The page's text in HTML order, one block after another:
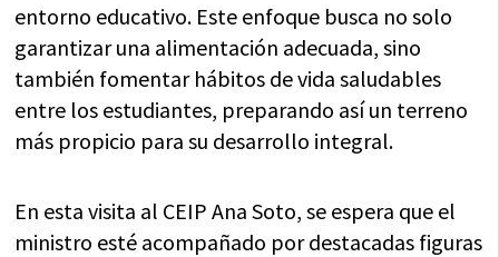
entorno educativo. Este enfoque busca no solo
garantizar una alimentación adecuada, sino
también fomentar hábitos de vida saludables
entre los estudiantes, preparando así un terreno
más propicio para su desarrollo integral.
En esta visita al CEIP Ana Soto, se espera que el
ministro esté acompañado por destacadas figuras